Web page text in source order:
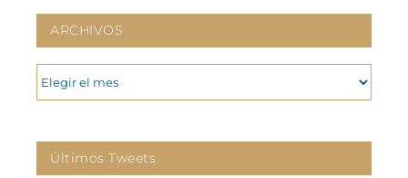
ARCHIVOS
ARCHIVOS
Últimos Tweets